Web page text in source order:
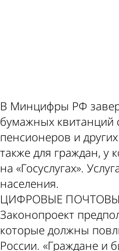
В Минцифры РФ
бумажных квитанций
пенсионеров и
также для граждан, у
на «Госуслугах».
населения.
ЦИФРОВЫЕ
Законопроект
которые должны
России. «Граждане и